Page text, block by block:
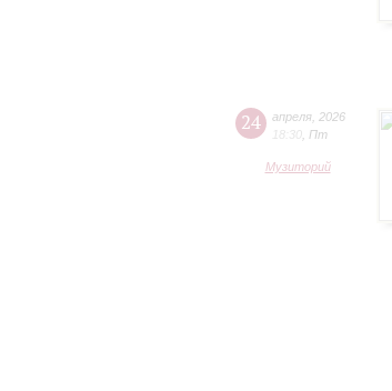
24 апреля 2026
18:30 Пт
Музиторий